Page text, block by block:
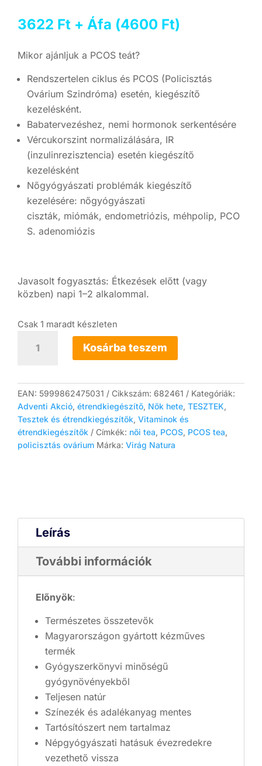
3622 Ft + Áfa (4600 Ft)
Mikor ajánljuk a PCOS teát?
Rendszertelen ciklus és PCOS (Policisztás
Ovárium Szindróma) esetén, kiegészítő
kezelésként.
Babatervezéshez, nemi hormonok serkentésére
Vércukorszint normalizálására, IR
(inzulinrezisztencia) esetén kiegészítő
kezelésként
Nőgyógyászati problémák kiegészítő
kezelésére: nőgyógyászati
ciszták, miómák, endometriózis, méhpolip, PCO
S. adenomiózis
Javasolt fogyasztás: Étkezések előtt (vagy
közben) napi 1–2 alkalommal.
Csak 1 maradt készleten
teakeverék
g)
mennyiség
Kosárba teszem
EAN: 5999862475031 Cikkszám: 682461
Kategóriák:
Adventi Akció, étrendkiegészítő, Nők hete, TESZTEK,
Tesztek és étrendkiegészítők, Vitaminok és
étrendkiegészítők
Címkék: női tea, PCOS, PCOS tea,
policisztás ovárium Márka: Virág Natura
Leírás
További információk
Előnyök:
Természetes összetevők
Magyarországon gyártott kézműves
termék
Gyógyszerkönyvi minőségű
gyógynövényekből
Teljesen natúr
Színezék és adalékanyag mentes
Tartósítószert nem tartalmaz
Népgyógyászati hatásuk évezredekre
vezethető vissza